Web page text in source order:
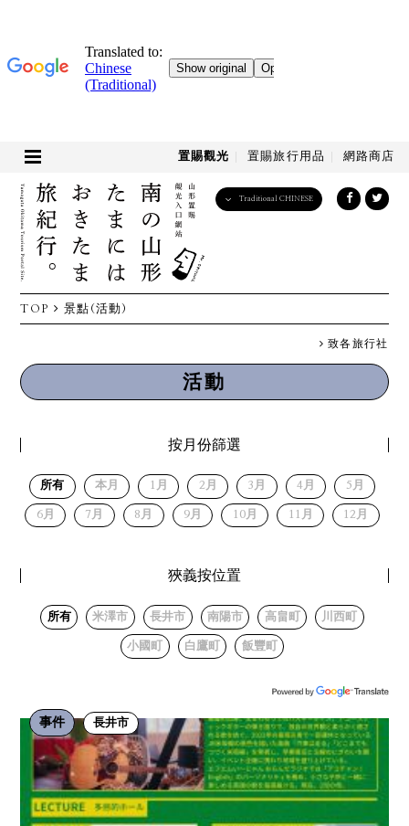
置賜觀光 置賜旅行用品 網路商店
Traditional CHINESE
TOP 景點(活動)
致各旅行社
活動
按月份篩選
所有 本月 1月 2月 3月 4月 5月
6月 7月 8月 9月 10月 11月 12月
狹義按位置
所有 米澤市 長井市 南陽市 高畠町 川西町
小國町 白鷹町 飯豐町
事件 長井市